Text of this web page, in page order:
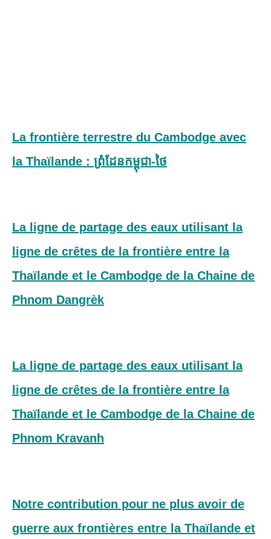
La frontière terrestre du Cambodge avec
la Thaïlande : ព្រំដែន​កម្ពុជា-ថៃ
La ligne de partage des eaux utilisant la
ligne de crêtes de la frontière entre la
Thaïlande et le Cambodge de la Chaine de
Phnom Dangrèk
La ligne de partage des eaux utilisant la
ligne de crêtes de la frontière entre la
Thaïlande et le Cambodge de la Chaine de
Phnom Kravanh
Notre contribution pour ne plus avoir de
guerre aux frontières entre la Thaïlande et